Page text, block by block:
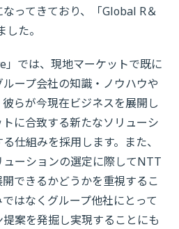
ってきており、「Global R＆
た。
」では、現地マーケットで既に
ープ会社の知識・ノウハウや
らが今現在ビジネスを展開し
に合致する新たなソリューシ
仕組みを採用します。また、
ーションの選定に際してNTT
できるかどうかを重視するこ
はなくグループ他社にとって
案を発掘し実現することにも